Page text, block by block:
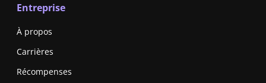
Entreprise
À propos
Carrières
Récompenses